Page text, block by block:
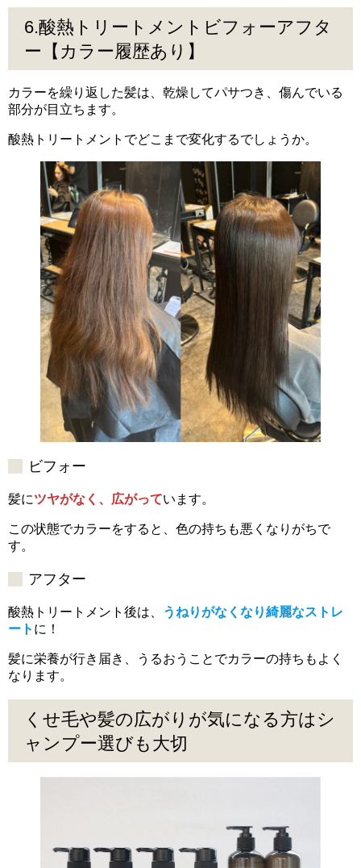
6.酸熱トリートメントビフォーアフタ
ー【カラー履歴あり】
カラーを繰り返した髪は、乾燥してパサつき、傷んでいる
部分が目立ちます。
酸熱トリートメントでどこまで変化するでしょうか。
ビフォー
髪にツヤがなく、広がっています。
この状態でカラーをすると、色の持ちも悪くなりがちで
す。
アフター
酸熱トリートメント後は、
うねりがなくなり綺麗なストレ
ート に！
髪に栄養が行き届き、うるおうことでカラーの持ちもよく
なります。
くせ毛や髪の広がりが気になる方はシ
ャンプー選びも大切